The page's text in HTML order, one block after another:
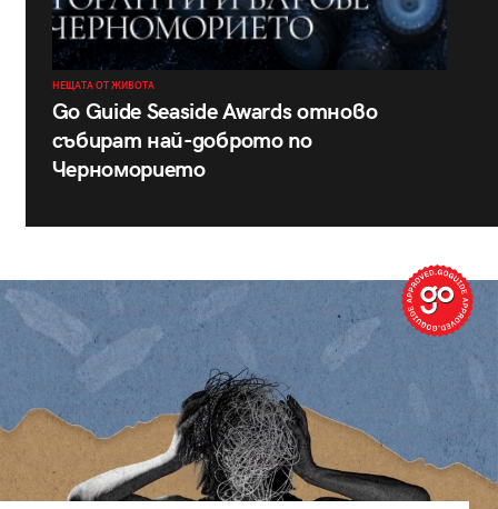
НЕЩАТА ОТ ЖИВОТА
Go Guide Seaside Awards отново
събират най-доброто по
Черноморието